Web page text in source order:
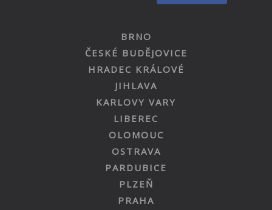
BRNO
ČESKÉ BUDĚJOVICE
HRADEC KRÁLOVÉ
JIHLAVA
KARLOVY VARY
LIBEREC
OLOMOUC
OSTRAVA
PARDUBICE
PLZEŇ
PRAHA